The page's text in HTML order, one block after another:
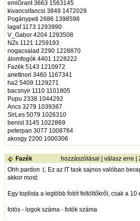
emiGrant 3663 1563145
kivancsifancsi 3849 1472029
Pogánypeti 2686 1398598
lagaf 1173 1293990
V_Gabor 4204 1293508
NZs 1121 1259193
nogacsalad 2290 1228870
álomfogók 4401 1228222
Fazék 5143 1210972
anettnori 3460 1167341
ha2 5409 1129271
bacsnyir 1110 1101805
Pupu 2338 1044292
Ancs 3279 1039387
SirLes 5079 1026310
benist 3145 1022869
peterpan 3077 1008764
akosgy 2200 1000306
Fazék hozzászólásai |válasz erre |
Ohh pardon :(. Ez az IT task sajnos valóban
akkor most:
Egy toplista a legtöbb fotót feltöltőkről, csak a 10
fotós - logok száma - fotók száma